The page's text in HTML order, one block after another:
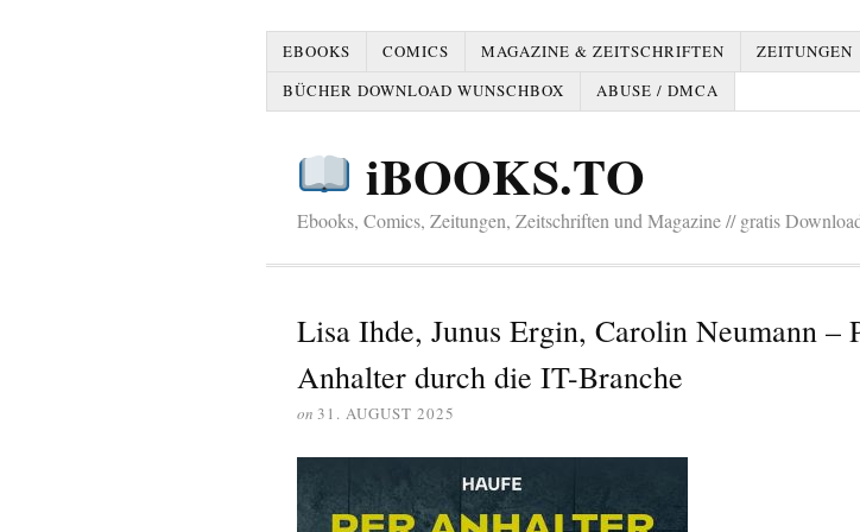
EBOOKS COMICS MAGAZINE & ZEITSCHRIFTEN ZEITUNGEN
BÜCHER DOWNLOAD WUNSCHBOX
ABUSE / DMCA
iBOOKS.TO
Ebooks, Comics, Zeitungen, Zeitschriften und Magazine // gratis
Lisa Ihde, Junus Ergin, Carolin Neumann –
Anhalter durch die IT-Branche
on 31. AUGUST 2025